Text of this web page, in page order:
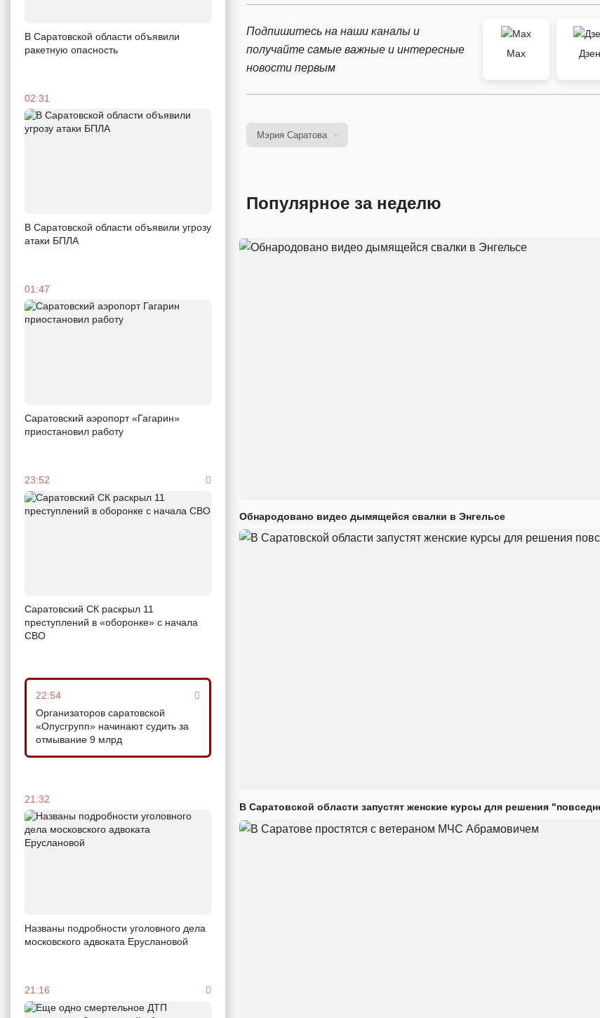
В Саратовской области объявили
ракетную опасность
02:31
В Саратовской области объявили угрозу
атаки БПЛА
01:47
Саратовский аэропорт «Гагарин»
приостановил работу
23:52
Саратовский СК раскрыл 11
преступлений в «оборонке» с начала
СВО
22:54
Организаторов саратовской
«Опусгрупп» начинают судить за
отмывание 9 млрд
21:32
Названы подробности уголовного дела
московского адвоката Еруслановой
21:16
Подпишитесь на наши каналы и
получайте самые важные и интересные
новости первым
Max
Дзен
Мэрия Саратова
Популярное за неделю
Обнародовано видео дымящейся свалки в Энгельсе
В Саратовской области запустят женские курсы для решения